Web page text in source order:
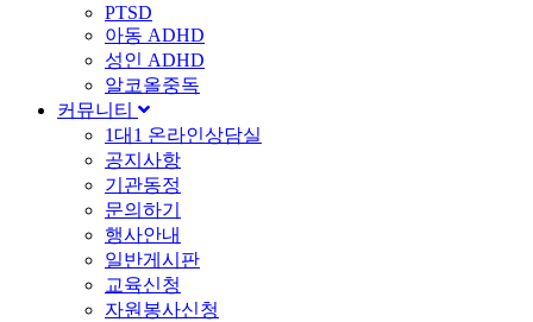
PTSD
아동 ADHD
성인 ADHD
알코올중독
커뮤니티
1대1 온라인상담실
공지사항
기관동정
문의하기
행사안내
일반게시판
교육신청
자원봉사신청